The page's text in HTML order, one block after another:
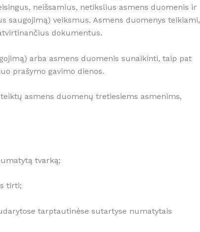
neišsamius, netikslius asmens duomenis ir
saugojimą) veiksmus. Asmens duomenys teikiami,
dokumentus.
arba asmens duomenis sunaikinti, taip pat
prašymo gavimo dienos.
asmens duomenų tretiesiems asmenims,
tvarką;
tirti;
tarptautinėse sutartyse numatytais